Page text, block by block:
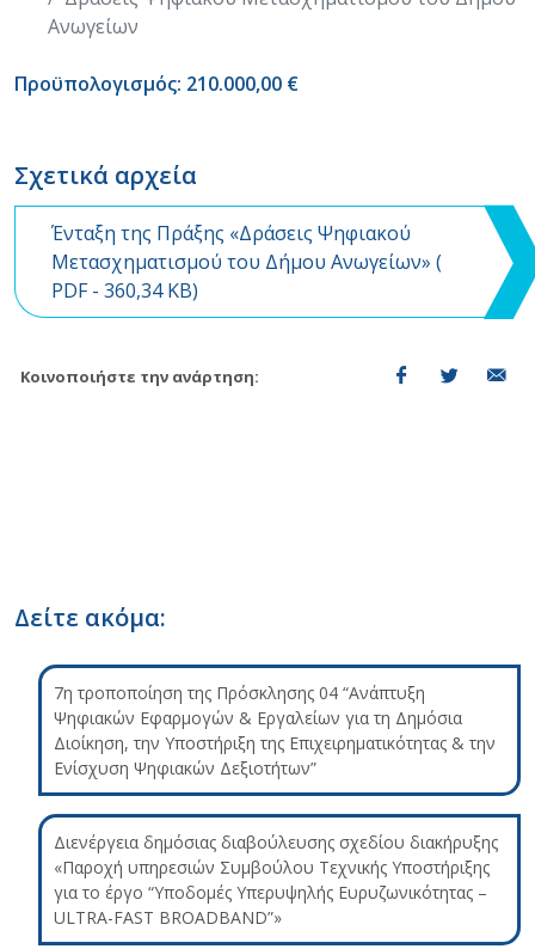
Ανωγείων
Προϋπολογισμός: 210.000,00 €
Σχετικά αρχεία
Ένταξη της Πράξης «Δράσεις Ψηφιακού
Μετασχηματισμού του Δήμου Ανωγείων» (
PDF- 360,34 KB)
Κοινοποιήστε την ανάρτηση:
Δείτε ακόμα:
7η τροποποίηση της Πρόσκλησης 04 “Ανάπτυξη
Ψηφιακών Εφαρμογών & Εργαλείων για τη Δημόσια
Διοίκηση, την Υποστήριξη της Επιχειρηματικότητας & την
Ενίσχυση Ψηφιακών Δεξιοτήτων”
Διενέργεια δημόσιας διαβούλευσης σχεδίου διακήρυξης
«Παροχή υπηρεσιών Συμβούλου Τεχνικής Υποστήριξης
για το έργο “Υποδομές Υπερυψηλής Ευρυζωνικότητας –
ULTRA-FAST BROADBAND”»